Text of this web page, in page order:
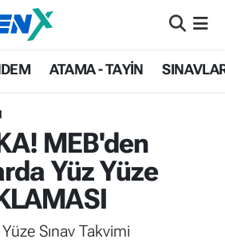
ATAMA - TAYİN
MEB'den
Yüz Yüze
Sınav Takvimi
Eczaneler
Vakitleri
Haritası
Durumu ve Fikstür